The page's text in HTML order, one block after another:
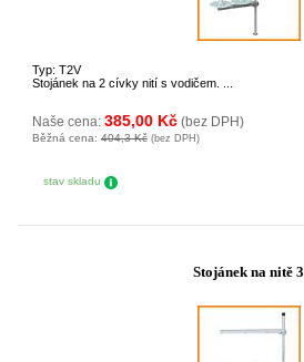
Typ: T2V
Stojánek na 2 cívky nití s vodičem. ...
Naše cena: 385,00 Kč (bez DPH)
Běžná cena: 404,3 Kč (bez DPH)
stav skladu
Stojánek na nitě 3